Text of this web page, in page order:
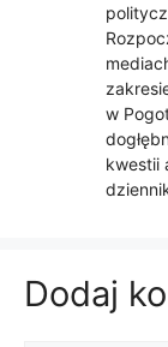
w
kwestii
Dodaj